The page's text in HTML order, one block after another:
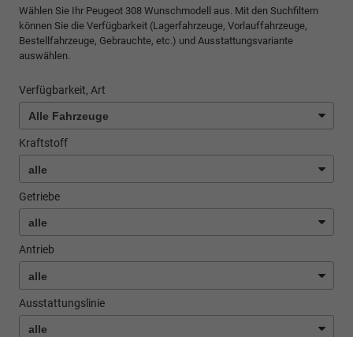
Wählen Sie Ihr Peugeot 308 Wunschmodell aus. Mit den Suchfiltern
können Sie die Verfügbarkeit (Lagerfahrzeuge, Vorlauffahrzeuge,
Bestellfahrzeuge, Gebrauchte, etc.) und Ausstattungsvariante
auswählen.
Verfügbarkeit, Art
Kraftstoff
Getriebe
Antrieb
Ausstattungslinie